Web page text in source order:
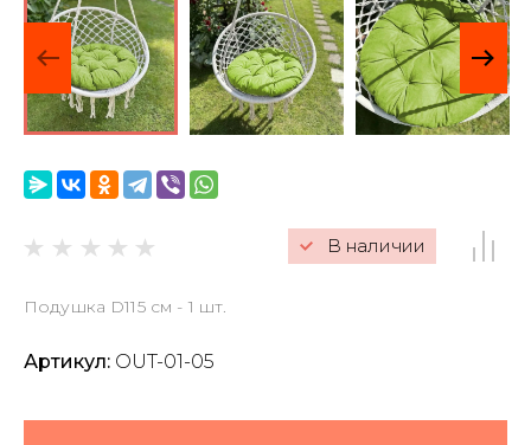
Обмен и возврат
Наличие и цена
Политика
конфиденциальности
Оферта
В наличии
Подушка D115 см - 1 шт.
Артикул: OUT-01-05